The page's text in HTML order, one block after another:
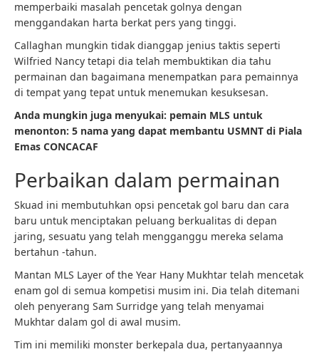
memperbaiki masalah pencetak golnya dengan
menggandakan harta berkat pers yang tinggi.
Callaghan mungkin tidak dianggap jenius taktis seperti
Wilfried Nancy tetapi dia telah membuktikan dia tahu
permainan dan bagaimana menempatkan para pemainnya
di tempat yang tepat untuk menemukan kesuksesan.
Anda mungkin juga menyukai: pemain MLS untuk
menonton: 5 nama yang dapat membantu USMNT di Piala
Emas CONCACAF
Perbaikan dalam permainan
Skuad ini membutuhkan opsi pencetak gol baru dan cara
baru untuk menciptakan peluang berkualitas di depan
jaring, sesuatu yang telah mengganggu mereka selama
bertahun -tahun.
Mantan MLS Layer of the Year Hany Mukhtar telah mencetak
enam gol di semua kompetisi musim ini. Dia telah ditemani
oleh penyerang Sam Surridge yang telah menyamai
Mukhtar dalam gol di awal musim.
Tim ini memiliki monster berkepala dua, pertanyaannya